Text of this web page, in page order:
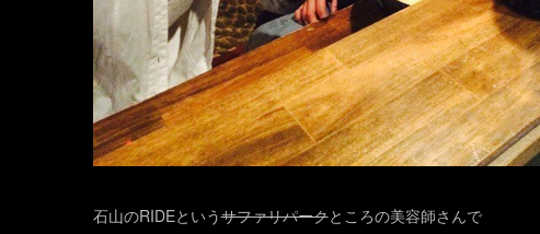
石山のRIDEというサファリパークところの美容師さんで